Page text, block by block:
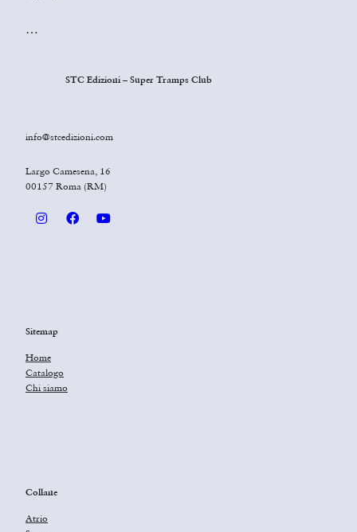
…
STC Edizioni – Super Tramps Club
info@stcedizioni.com
Largo Camesena, 16
00157 Roma (RM)
Sitemap
Home
Catalogo
Chi siamo
Collane
Atrio